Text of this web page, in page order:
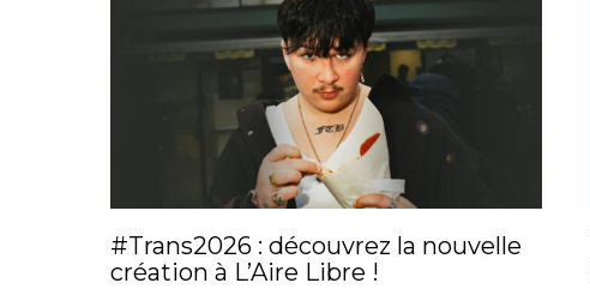
#Trans2026 : découvrez la nouvelle
création à L’Aire Libre !